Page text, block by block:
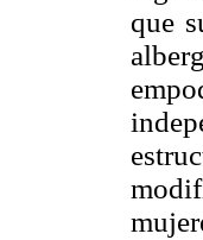
que